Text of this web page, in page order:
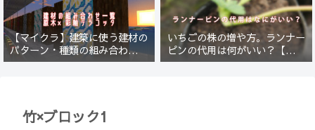
【マイクラ】建築に使う建材の
パターン・種類の組み合わせ一
覧！原木×彩釉テラコッタ編
いちごの株の増や方。ランナー
ピンの代用は何がいい？【５年
放置したイチゴは復活するの
竹×ブロック1